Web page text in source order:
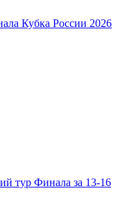
Кубка России 2026
тур Финала за 13-16